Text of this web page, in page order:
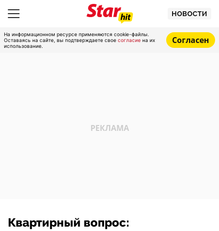
НОВОСТИ
На информационном ресурсе применяются cookie-файлы.
Оставаясь на сайте, вы подтверждаете свое согласие на их
использование.
Согласен
Квартирный вопрос: